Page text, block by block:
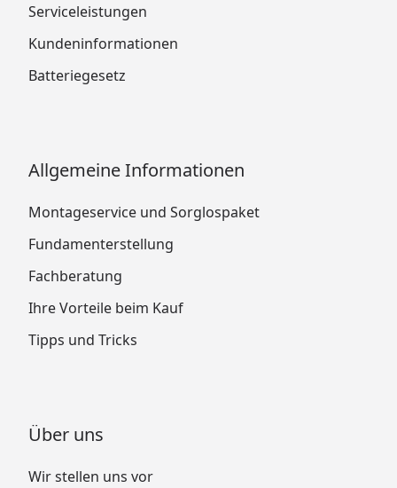
Serviceleistungen
Kundeninformationen
Batteriegesetz
Allgemeine Informationen
Montageservice und Sorglospaket
Fundamenterstellung
Fachberatung
Ihre Vorteile beim Kauf
Tipps und Tricks
Über uns
Wir stellen uns vor